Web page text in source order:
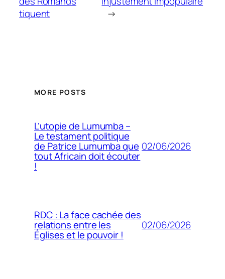
tiquent
→
MORE POSTS
L’utopie de Lumumba –
Le testament politique
de Patrice Lumumba que
tout Africain doit écouter
!
02/06/2026
RDC : La face cachée des
relations entre les
Églises et le pouvoir !
02/06/2026